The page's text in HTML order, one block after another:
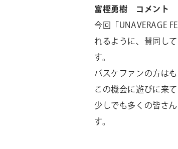
富樫勇樹 コメント
今回「UNAVERAGE
れるように、賛同し
す。
バスケファンの方は
この機会に遊びに来て
少しでも多くの皆さ
す。